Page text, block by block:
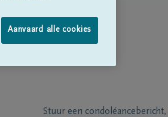
Stuur een condoléancebericht,
Aanvaard alle cookies